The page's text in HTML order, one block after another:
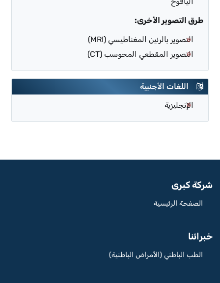
طرق التصوير الأخرى:
التصوير بالرنين المغناطيسي (MRI)
التصوير المقطعي المحوسب (CT)
اللغات الأجنبية
الإنجليزية
شركة كبرى
الصفحة الرئيسية
خبرائنا
الطب الباطني (الأمراض الباطنية)